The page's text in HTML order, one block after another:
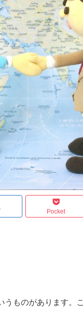
Pocket
ものがあります。